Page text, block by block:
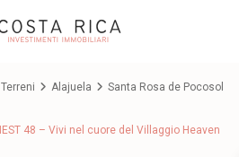
Terreni Alajuela
Santa Rosa de Pocosol
48 – Vivi nel cuore del Villaggio Heaven